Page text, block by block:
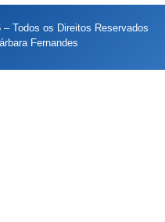
Todos os Direitos Reservados
Fernandes